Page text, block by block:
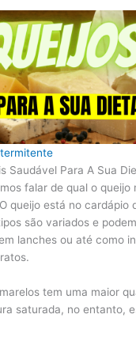
Saudável Para A Sua
falar de qual o queijo
queijo está no cardápio
são variados e
lanches ou até como
tem uma maior
saturada, no entanto,